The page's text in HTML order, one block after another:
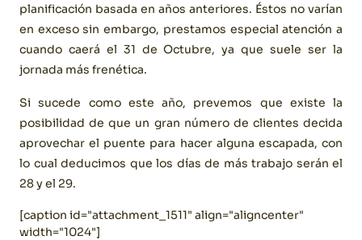
planificación basada en años anteriores. Éstos no varían
en exceso sin embargo, prestamos especial atención a
cuando caerá el 31 de Octubre, ya que suele ser la
jornada más frenética.
Si sucede como este año, prevemos que existe la
posibilidad de que un gran número de clientes decida
aprovechar el puente para hacer alguna escapada, con
lo cual deducimos que los días de más trabajo serán el
28 y el 29.
[caption id="attachment_1511" align="aligncenter"
width="1024"]